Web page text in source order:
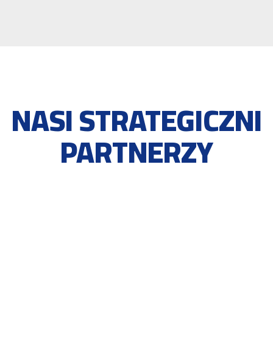
NASI STRATEGICZNI
PARTNERZY